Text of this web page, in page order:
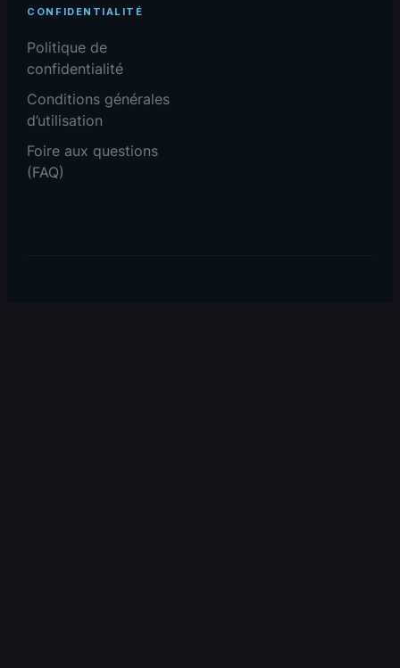
CONFIDENTIALITÉ
Politique de
confidentialité
Conditions générales
d’utilisation
Foire aux questions
(FAQ)